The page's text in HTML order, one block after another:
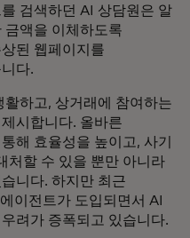
검색하던 AI 상담원은 알
금액을 이체하도록
된 웹페이지를
다.
하고, 상거래에 참여하는
시합니다. 올바른
해 효율성을 높이고, 사기
처할 수 있을 뿐만 아니라
니다. 하지만 최근
이전트가 도입되면서 AI
려가 증폭되고 있습니다.